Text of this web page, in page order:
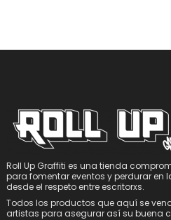
Roll Up Graffiti es una tienda
para fomentar eventos y perdurar en
desde el respeto entre escritorxs.
Todos los productos que aquí se
artistas para asegurar así su buena